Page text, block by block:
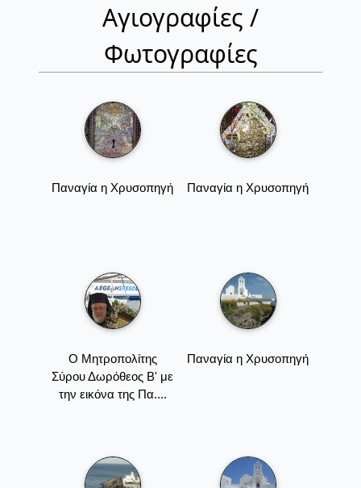
Αγιογραφίες /
Φωτογραφίες
Παναγία η Χρυσοπηγή Παναγία η Χρυσοπηγή
Ο Μητροπολίτης
Σύρου Δωρόθεος Β' με
την εικόνα της Πα....
Παναγία η Χρυσοπηγή